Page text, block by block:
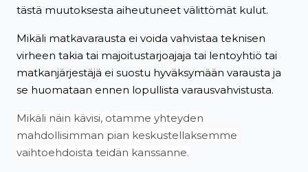
tästä muutoksesta aiheutuneet välittömät kulut.
Mikäli matkavarausta ei voida vahvistaa teknisen
virheen takia tai majoitustarjoajaja tai lentoyhtiö tai
matkanjärjestäjä ei suostu hyväksymään varausta ja
se huomataan ennen lopullista varausvahvistusta.
Mikäli näin kävisi, otamme yhteyden
mahdollisimman pian keskustellaksemme
vaihtoehdoista teidän kanssanne.